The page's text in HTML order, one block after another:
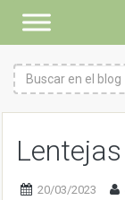
20/03/2023